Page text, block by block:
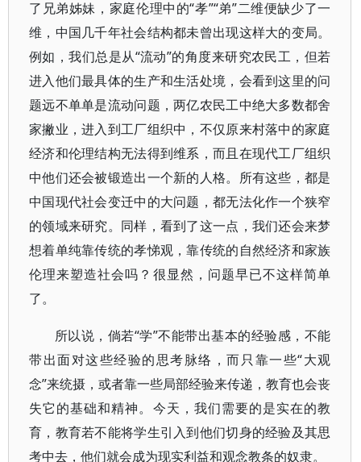
了兄弟姊妹，家庭伦理中的“孝”“弟”二维便缺少了一
维，中国几千年社会结构都未曾出现这样大的变局。
例如，我们总是从“流动”的角度来研究农民工，但若
进入他们最具体的生产和生活处境，会看到这里的问
题远不单单是流动问题，两亿农民工中绝大多数都舍
家撇业，进入到工厂组织中，不仅原来村落中的家庭
经济和伦理结构无法得到维系，而且在现代工厂组织
中他们还会被锻造出一个新的人格。所有这些，都是
中国现代社会变迁中的大问题，都无法化作一个狭窄
的领域来研究。同样，看到了这一点，我们还会来梦
想着单纯靠传统的孝悌观，靠传统的自然经济和家族
伦理来塑造社会吗？很显然，问题早已不这样简单
了。
所以说，倘若“学”不能带出基本的经验感，不能
带出面对这些经验的思考脉络，而只靠一些“大观
念”来统摄，或者靠一些局部经验来传递，教育也会丧
失它的基础和精神。今天，我们需要的是实在的教
育，教育若不能将学生引入到他们切身的经验及其思
考中去，他们就会成为现实利益和观念教条的奴隶。